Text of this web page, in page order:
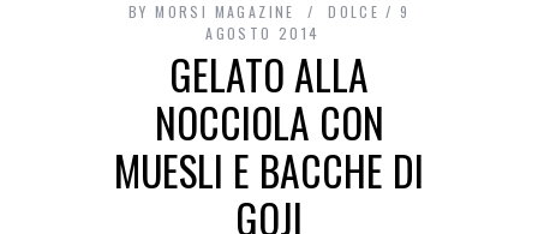
BY MORSI MAGAZINE DOLCE
9
AGOSTO 2014
GELATO ALLA
NOCCIOLA CON
MUESLI E BACCHE DI
GOJI